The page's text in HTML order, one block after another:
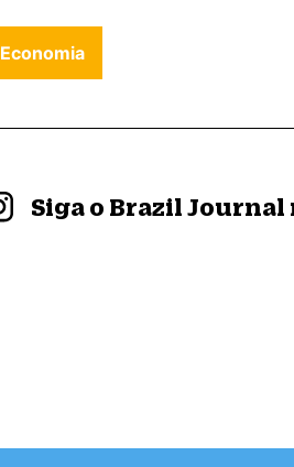
Economia
Siga o Brazil